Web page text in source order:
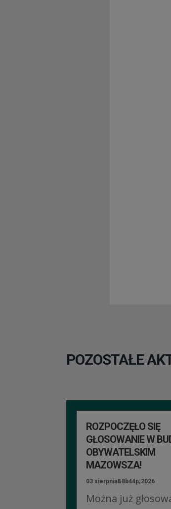
POZOSTAŁE
ROZPOCZĘŁO SIĘ
GŁOSOWANIE W
OBYWATELSKIM
MAZOWSZA!
03 sierpnia&8b44p;2026
Można już